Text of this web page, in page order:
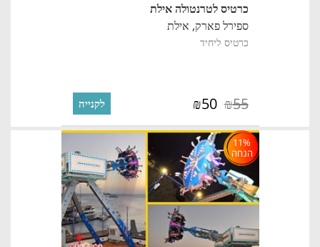
כרטיס לטרנטולה אילת
ספירל פארק, אילת
כרטיס ליחיד
₪55
₪50 לקנייה
11%
הנחה